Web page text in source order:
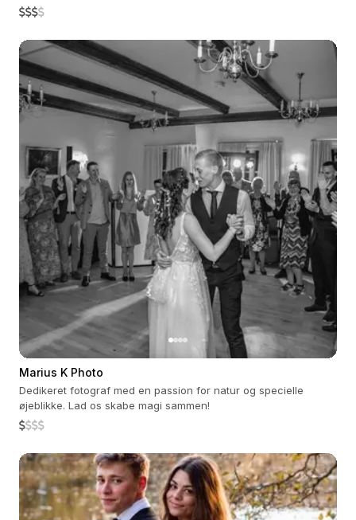
ægte følelser.
Marius K Photo
Dedikeret fotograf med en passion for natur og specielle
øjeblikke. Lad os skabe magi sammen!